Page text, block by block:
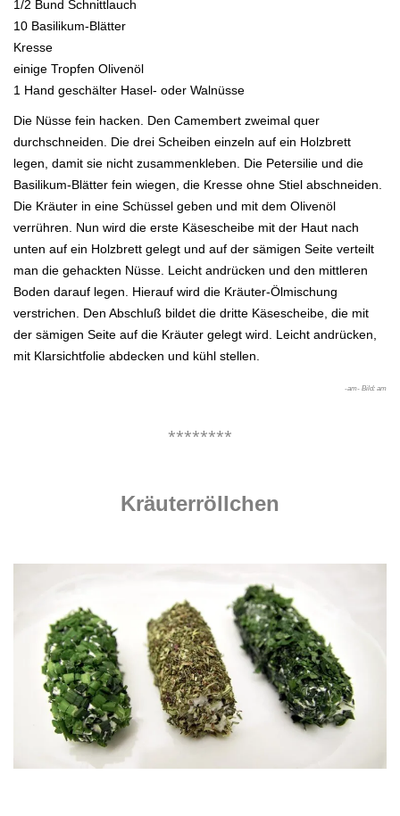
1/2 Bund Schnittlauch
10 Basilikum-Blätter
Kresse
einige Tropfen Olivenöl
1 Hand geschälter Hasel- oder Walnüsse
Die Nüsse fein hacken. Den Camembert zweimal quer
durchschneiden. Die drei Scheiben einzeln auf ein Holzbrett
legen, damit sie nicht zusammenkleben. Die Petersilie und die
Basilikum-Blätter fein wiegen, die Kresse ohne Stiel abschneiden.
Die Kräuter in eine Schüssel geben und mit dem Olivenöl
verrühren. Nun wird die erste Käsescheibe mit der Haut nach
unten auf ein Holzbrett gelegt und auf der sämigen Seite verteilt
man die gehackten Nüsse. Leicht andrücken und den mittleren
Boden darauf legen. Hierauf wird die Kräuter-Ölmischung
verstrichen. Den Abschluß bildet die dritte Käsescheibe, die mit
der sämigen Seite auf die Kräuter gelegt wird. Leicht andrücken,
mit Klarsichtfolie abdecken und kühl stellen.
-am- Bild: am
********
Kräuterröllchen